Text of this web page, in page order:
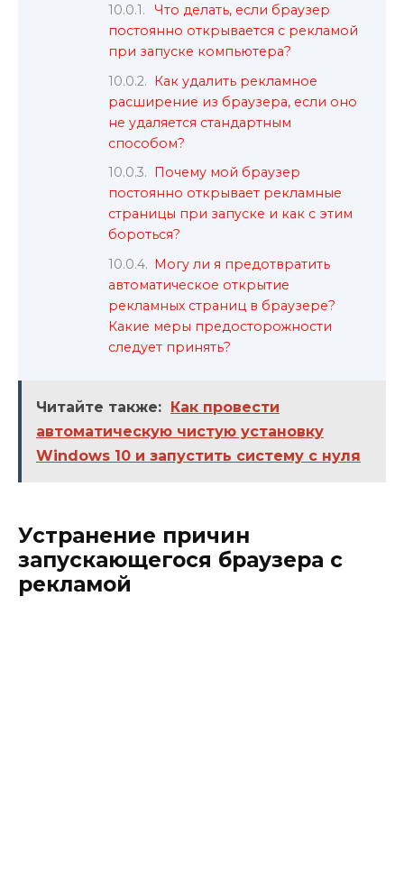
Что делать, если браузер
постоянно открывается с рекламой
при запуске компьютера?
Как удалить рекламное
расширение из браузера, если оно
не удаляется стандартным
способом?
Почему мой браузер
постоянно открывает рекламные
страницы при запуске и как с этим
бороться?
Могу ли я предотвратить
автоматическое открытие
рекламных страниц в браузере?
Какие меры предосторожности
следует принять?
Читайте также: Как провести
автоматическую чистую установку
Windows 10 и запустить систему с нуля
Устранение причин
запускающегося браузера с
рекламой